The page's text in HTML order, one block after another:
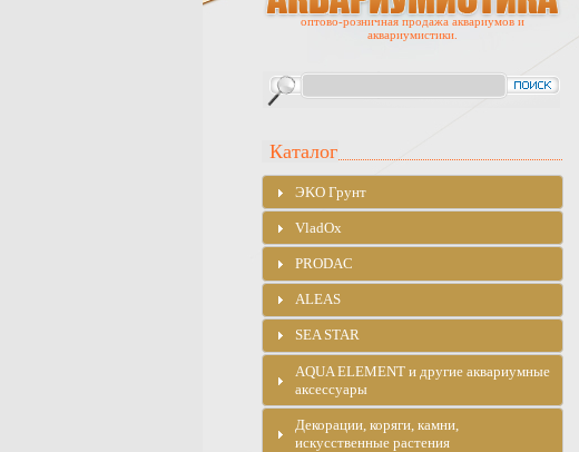
оптово-розничная продажа аквариумов и
аквариумистики.
Каталог
ЭKO Грунт
VladOx
PRODAC
ALEAS
SEA STAR
AQUA ELEMENT и другие аквариумные
аксессуары
Декорации, коряги, камни,
искусственные растения